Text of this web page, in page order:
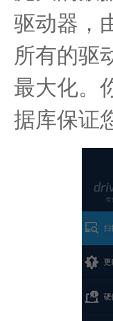
驱动器，
所有的驱
最大化。
据库保证